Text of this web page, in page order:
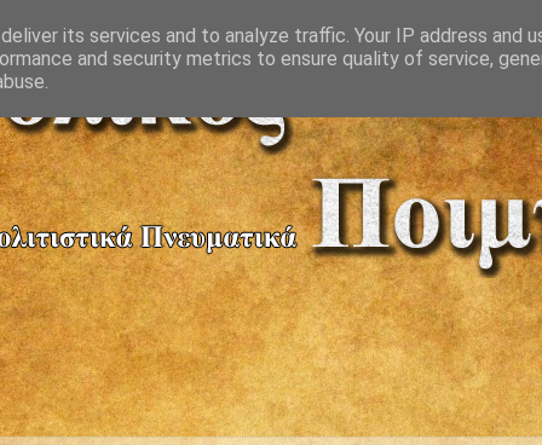
its services and to analyze traffic. Your IP address and
and security metrics to ensure quality of service,